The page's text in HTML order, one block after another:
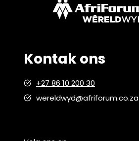
Kontak ons
+27 86 10 200 30
wereldwyd@afriforum.co.za